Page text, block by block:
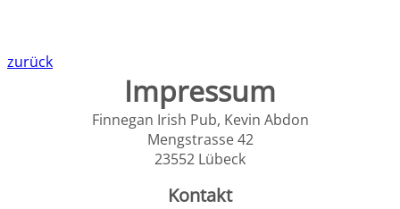
zurück
Impressum
Finnegan Irish Pub, Kevin Abdon
Mengstrasse 42
23552 Lübeck
Kontakt